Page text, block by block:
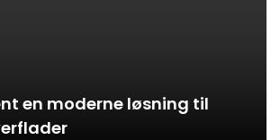
en moderne løsning til